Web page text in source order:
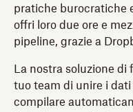
pratiche burocratiche
offri loro due ore e
pipeline, grazie a
La nostra soluzione
tuo team di unire i
compilare